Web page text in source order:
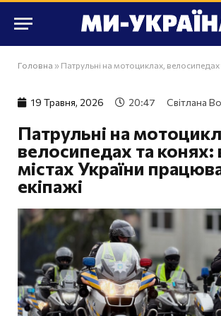
Головна » Патрульні на мотоциклах, велосипедах та конях: в яких містах
19 Травня, 2026 20:47 Світлана
Патрульні на
велосипедах та конях:
містах України
екіпажі